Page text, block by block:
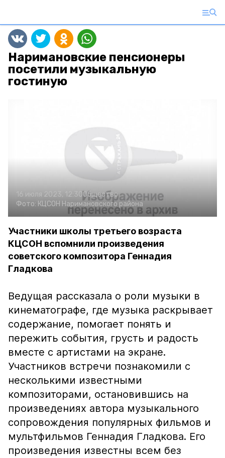
Наримановские пенсионеры
посетили музыкальную
гостиную
16 июля 2023, 12:30Общество
Фото: КЦСОН Наримановского района
Участники школы третьего возраста
КЦСОН вспомнили произведения
советского композитора Геннадия
Гладкова
Ведущая рассказала о роли музыки в
кинематографе, где музыка раскрывает
содержание, помогает понять и
пережить события, грусть и радость
вместе с артистами на экране.
Участников встречи познакомили с
несколькими известными
композиторами, остановившись на
произведениях автора музыкального
сопровождения популярных фильмов и
мультфильмов Геннадия Гладкова. Его
произведения известны всем без